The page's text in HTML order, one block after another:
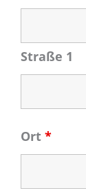
Straße 1
Ort *